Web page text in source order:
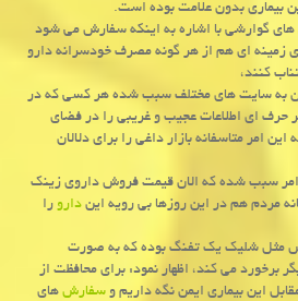
بیماری بدون علامت بوده است.
گوارشی با اشاره به اینكه سفارش می شود
زمینه ای هم از هر گونه مصرف خودسرانه دارو
كنند،
به سایت های مختلف سبب شده هر كسی كه در
ای اطلاعات عجیب و غریبی را در فضای
امر متاسفانه بازار داغی را برای دلالان
امر سبب شده كه الان قیمت فروش داروی زینك
مردم هم در این روزها بی رویه ایندارورا
مثل شلیك یك تفنگ بوده كه به صورت
برخورد می كند، اظهار نمود: برای محافظت از
این بیماری ایمن نگه داریم وسفارشهای